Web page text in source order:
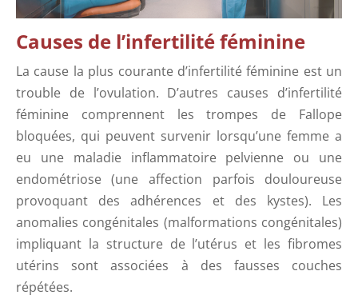
Causes de l’infertilité féminine
La cause la plus courante d’infertilité féminine est un
trouble de l’ovulation. D’autres causes d’infertilité
féminine comprennent les trompes de Fallope
bloquées, qui peuvent survenir lorsqu’une femme a
eu une maladie inflammatoire pelvienne ou une
endométriose (une affection parfois douloureuse
provoquant des adhérences et des kystes). Les
anomalies congénitales (malformations congénitales)
impliquant la structure de l’utérus et les fibromes
utérins sont associées à des fausses couches
répétées.